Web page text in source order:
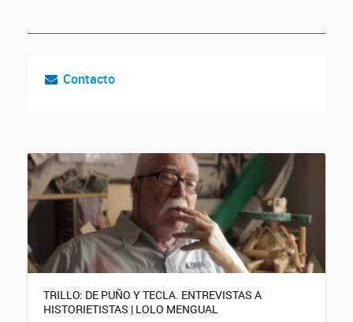
Contacto
TRILLO: DE PUÑO Y TECLA. ENTREVISTAS A
HISTORIETISTAS | LOLO MENGUAL